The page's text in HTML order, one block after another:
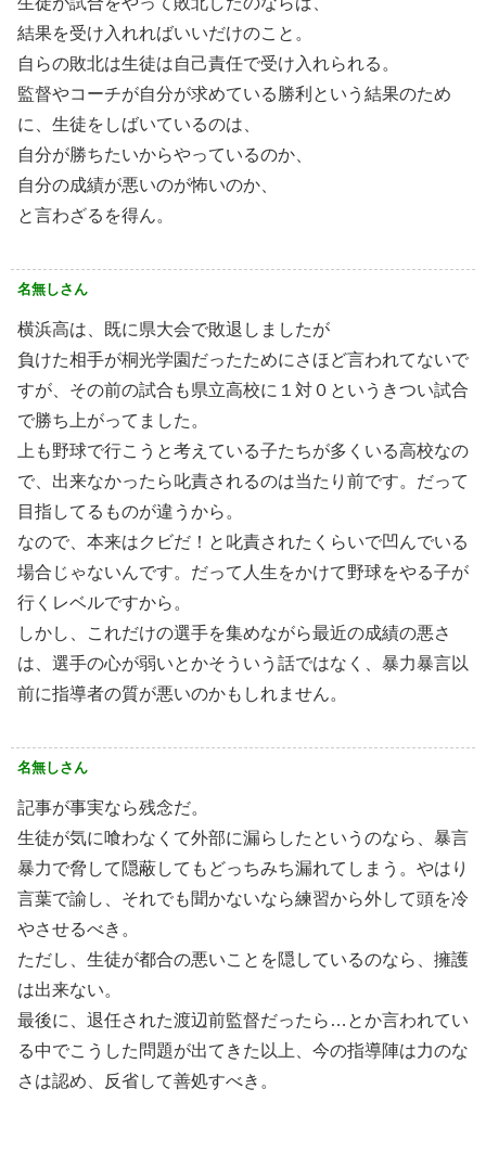
結果を受け入れればいいだけのこと。
自らの敗北は生徒は自己責任で受け入れられる。
監督やコーチが自分が求めている勝利という結果のため
に、生徒をしばいているのは、
自分が勝ちたいからやっているのか、
自分の成績が悪いのが怖いのか、
と言わざるを得ん。
名無しさん
横浜高は、既に県大会で敗退しましたが
負けた相手が桐光学園だったためにさほど言われてないで
すが、その前の試合も県立高校に１対０というきつい試合
で勝ち上がってました。
上も野球で行こうと考えている子たちが多くいる高校なの
で、出来なかったら叱責されるのは当たり前です。だって
目指してるものが違うから。
なので、本来はクビだ！と叱責されたくらいで凹んでいる
場合じゃないんです。だって人生をかけて野球をやる子が
行くレベルですから。
しかし、これだけの選手を集めながら最近の成績の悪さ
は、選手の心が弱いとかそういう話ではなく、暴力暴言以
前に指導者の質が悪いのかもしれません。
名無しさん
記事が事実なら残念だ。
生徒が気に喰わなくて外部に漏らしたというのなら、暴言
暴力で脅して隠蔽してもどっちみち漏れてしまう。やはり
言葉で諭し、それでも聞かないなら練習から外して頭を冷
やさせるべき。
ただし、生徒が都合の悪いことを隠しているのなら、擁護
は出来ない。
最後に、退任された渡辺前監督だったら…とか言われてい
る中でこうした問題が出てきた以上、今の指導陣は力のな
さは認め、反省して善処すべき。